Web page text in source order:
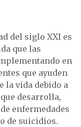
del siglo XXI es
que las
en
que ayuden
la vida debido a
desarrolla,
enfermedades
de suicidios.